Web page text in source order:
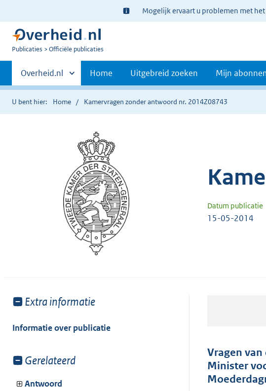
Ter
informatie:
Mogelijk ervaart u problemen met
U
Publicaties Officiële publicaties
Primaire
navigatie
Andere
sites
binnen
Overheid.nl Home Uitgebreid zoeken Mijn
U bent hier: Home Kamervragen zonder antwoord nr. 2014Z08743
Datum publicatie
15-05-2014
Toon
van:
Extra informatie
Informatie over publicatie
Toon
van:
Gerelateerd
Antwoord
Vragen van
Minister